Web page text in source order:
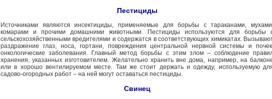
Пестициды
Источниками являются инсектициды, применяемые для борьбы с тараканами,
комарами и прочими домашними животными. Пестициды используются для борьбы
сельскохозяйственными вредителями и содержатся в соответствующих химикатах.
раздражение глаз, носа, гортани, повреждения центральной нервной системы и
онкологические заболевания. Главный метод борьбы с этим злом – соблюдение
хранения, указанных изготовителем. Желательно хранить вне дома, например, на
или в хорошо вентилируемом месте. Там же стоит держать и одежду, используемую
садово-огородных работ – на ней могут оставаться пестициды.
Свинец